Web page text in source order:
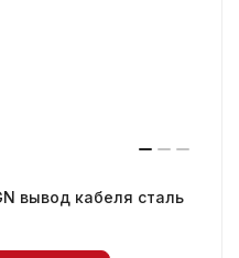
вывод кабеля сталь